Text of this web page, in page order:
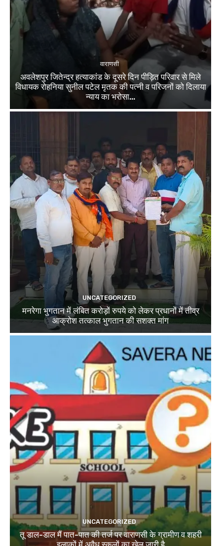
वाराणसी
अवलेशपुर जितेन्द्र हत्याकांड के दूसरे दिन पीड़ित परिवार से मिले
विधायक रोहनिया सुनील पटेल मृतक की पत्नी व परिजनों को दिलाया
न्याय का भरोसा...
UNCATEGORIZED
मनरेगा भुगतान में लंबित करोड़ों रुपये को लेकर प्रधानों में तीव्र
आक्रोश तत्काल भुगतान की सशक्त मांग
UNCATEGORIZED
तू डाल-डाल मैं पात-पात की तर्ज पर वाराणसी के ग्रामीण व शहरी